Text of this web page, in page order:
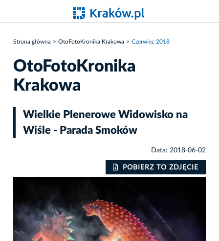
Strona główna OtoFotoKronika Krakowa Czerwiec 2018
OtoFotoKronika
Krakowa
Wielkie Plenerowe Widowisko na
Wiśle - Parada Smoków
Data: 2018-06-02
POBIERZ TO ZDJĘCIE